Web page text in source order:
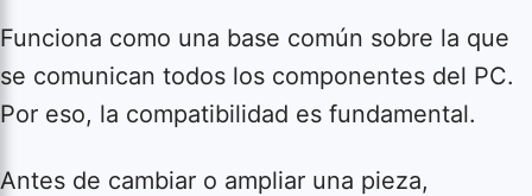
Funciona como una base común sobre la que
se comunican todos los componentes del PC.
Por eso, la compatibilidad es fundamental.
Antes de cambiar o ampliar una pieza,